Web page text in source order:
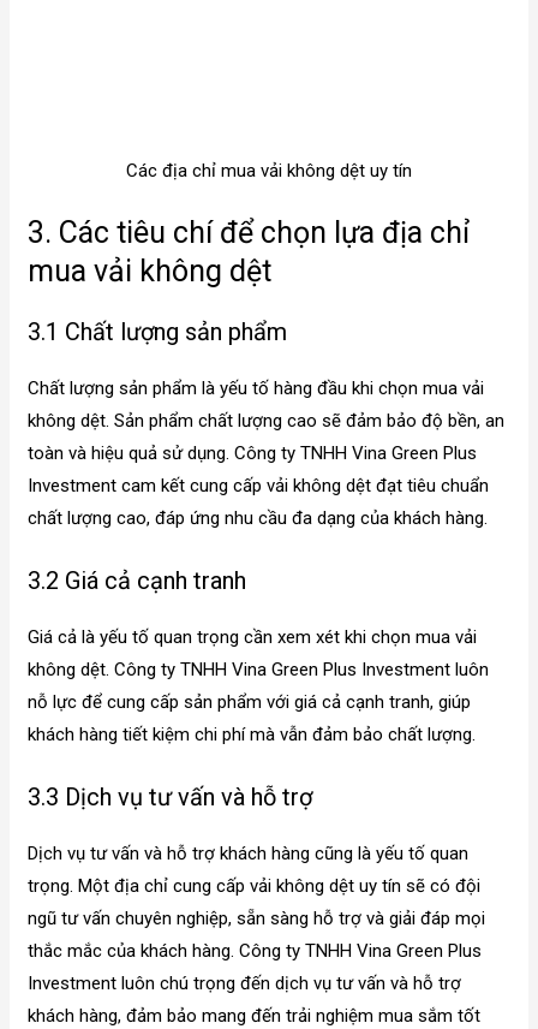
Các địa chỉ mua vải không dệt uy tín
3. Các tiêu chí để chọn lựa địa chỉ
mua vải không dệt
3.1 Chất lượng sản phẩm
Chất lượng sản phẩm là yếu tố hàng đầu khi chọn mua vải
không dệt. Sản phẩm chất lượng cao sẽ đảm bảo độ bền, an
toàn và hiệu quả sử dụng. Công ty TNHH Vina Green Plus
Investment cam kết cung cấp vải không dệt đạt tiêu chuẩn
chất lượng cao, đáp ứng nhu cầu đa dạng của khách hàng.
3.2 Giá cả cạnh tranh
Giá cả là yếu tố quan trọng cần xem xét khi chọn mua vải
không dệt. Công ty TNHH Vina Green Plus Investment luôn
nỗ lực để cung cấp sản phẩm với giá cả cạnh tranh, giúp
khách hàng tiết kiệm chi phí mà vẫn đảm bảo chất lượng.
3.3 Dịch vụ tư vấn và hỗ trợ
Dịch vụ tư vấn và hỗ trợ khách hàng cũng là yếu tố quan
trọng. Một địa chỉ cung cấp vải không dệt uy tín sẽ có đội
ngũ tư vấn chuyên nghiệp, sẵn sàng hỗ trợ và giải đáp mọi
thắc mắc của khách hàng. Công ty TNHH Vina Green Plus
Investment luôn chú trọng đến dịch vụ tư vấn và hỗ trợ
khách hàng, đảm bảo mang đến trải nghiệm mua sắm tốt